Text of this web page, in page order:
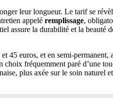
leur longueur. Le tarif se
appelé remplissage,
assure la durabilité et la beauté
45 euros, et en semi-permanent,
fréquemment paré d’une
plus axée sur le soin naturel